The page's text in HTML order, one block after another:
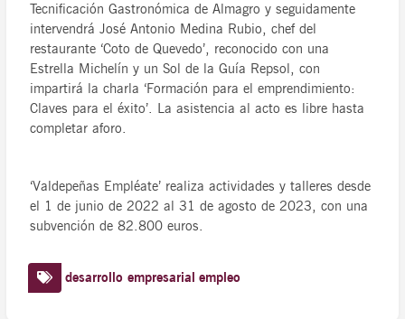
Tecnificación Gastronómica de Almagro y seguidamente
intervendrá José Antonio Medina Rubio, chef del
restaurante ‘Coto de Quevedo’, reconocido con una
Estrella Michelín y un Sol de la Guía Repsol, con
impartirá la charla ‘Formación para el emprendimiento:
Claves para el éxito’. La asistencia al acto es libre hasta
completar aforo.
‘Valdepeñas Empléate’ realiza actividades y talleres desde
el 1 de junio de 2022 al 31 de agosto de 2023, con una
subvención de 82.800 euros.
desarrollo empresarial empleo